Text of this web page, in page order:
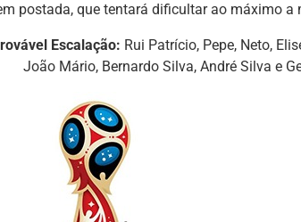
postada, que tentará dificultar ao máximo a
Escalação: Rui Patrício, Pepe, Neto,
Mário, Bernardo Silva, André Silva e